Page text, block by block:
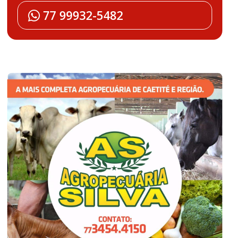
77 99932-5482